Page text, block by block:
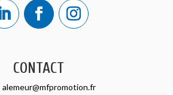
CONTACT
alemeur@mfpromotion.fr